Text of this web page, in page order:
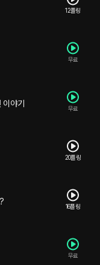
12플링
무료
야기 무료
20플링
16플링
무료